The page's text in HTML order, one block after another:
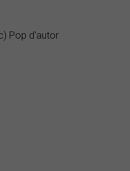
Pop d'autor